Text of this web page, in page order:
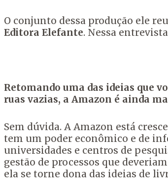
O conjunto dessa produção ele
Editora Elefante. Nessa
Retomando uma das ideias que
ruas vazias, a Amazon é ainda
Sem dúvida. A Amazon está
tem um poder econômico e de
universidades e centros de
gestão de processos que
ela se torne dona das ideias de